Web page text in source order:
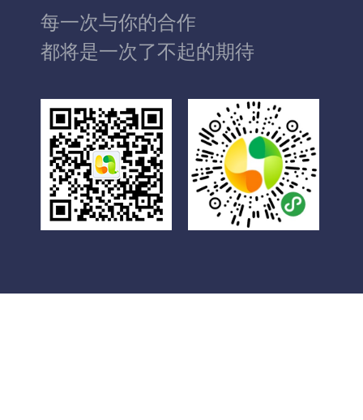
每一次与你的合作
都将是一次了不起的期待